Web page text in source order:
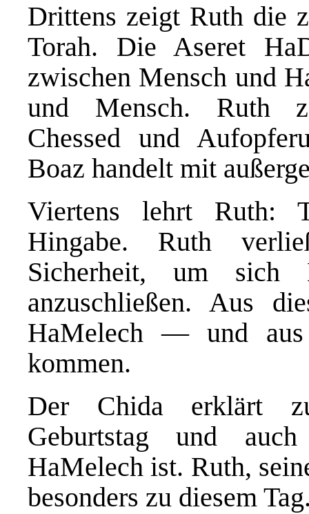
Drittens zeigt Ruth die
Torah. Die Aseret
zwischen Mensch und
und Mensch. Ruth
Chessed und
Boaz handelt mit
Viertens lehrt Ruth:
Hingabe. Ruth
Sicherheit, um sich
anzuschließen. Aus
HaMelech — und
kommen.
Der Chida erklärt
Geburtstag und
HaMelech ist. Ruth,
besonders zu diesem